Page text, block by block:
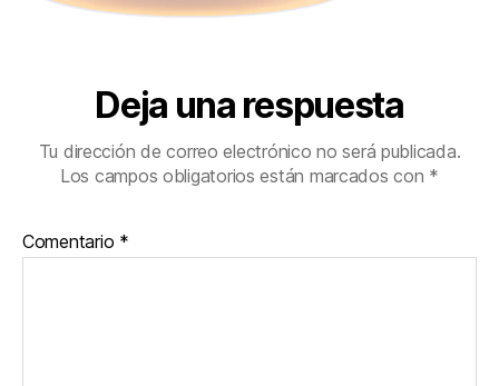
Deja una respuesta
Tu dirección de correo electrónico no será publicada.
Los campos obligatorios están marcados con *
Comentario *